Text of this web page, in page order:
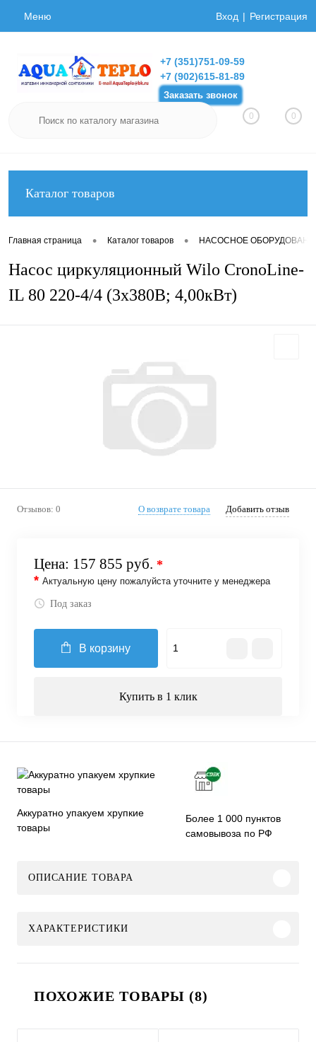
Меню Вход Регистрация
+7 (351)751-09-59
+7 (902)615-81-89
Заказать звонок
0 0
Каталог товаров
Главная страница • Каталог товаров • НАСОСНОЕ
Насос циркуляционный Wilo CronoLine-
IL 80 220-4/4 (3х380В; 4,00кВт)
Отзывов: 0 О возврате товара Добавить отзыв
Цена: 157 855 руб. *
* Актуальную цену пожалуйста уточните у менеджера
Под заказ
В корзину
Купить в 1 клик
Аккуратно упакуем хрупкие
товары
Более 1 000 пунктов
самовывоза по РФ
ОПИСАНИЕ ТОВАРА
ХАРАКТЕРИСТИКИ
ПОХОЖИЕ ТОВАРЫ (8)